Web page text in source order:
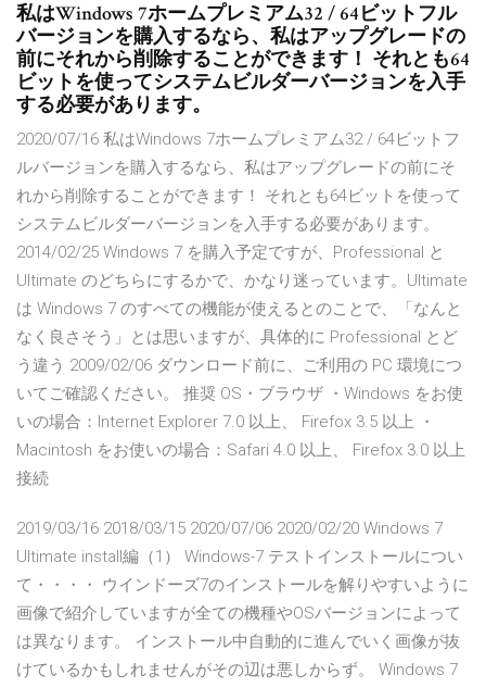
私はWindows 7ホームプレミアム32 / 64ビットフル
バージョンを購入するなら、私はアップグレードの
前にそれから削除することができます！ それとも64
ビットを使ってシステムビルダーバージョンを入手
する必要があります。
2020/07/16 私はWindows 7ホームプレミアム32 / 64ビットフ
ルバージョンを購入するなら、私はアップグレードの前にそ
れから削除することができます！ それとも64ビットを使って
システムビルダーバージョンを入手する必要があります。
2014/02/25 Windows 7 を購入予定ですが、Professional と
Ultimate のどちらにするかで、かなり迷っています。Ultimate
は Windows 7 のすべての機能が使えるとのことで、「なんと
なく良さそう」とは思いますが、具体的に Professional とど
う違う 2009/02/06 ダウンロード前に、ご利用の PC 環境につ
いてご確認ください。 推奨 OS・ブラウザ ・Windows をお使
いの場合：Internet Explorer 7.0 以上、 Firefox 3.5 以上 ・
Macintosh をお使いの場合：Safari 4.0 以上、 Firefox 3.0 以上
接続
2019/03/16 2018/03/15 2020/07/06 2020/02/20 Windows 7
Ultimate install編（1） Windows-7 テストインストールについ
て・・・・ ウインドーズ7のインストールを解りやすいように
画像で紹介していますが全ての機種やOSバージョンによって
は異なります。 インストール中自動的に進んでいく画像が抜
けているかもしれませんがその辺は悪しからず。 Windows 7